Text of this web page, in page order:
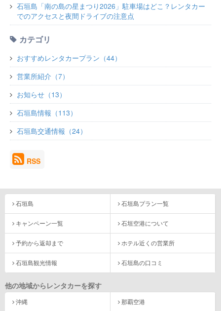
石垣島「南の島の星まつり2026」駐車場はどこ？レンタカー
でのアクセスと夜間ドライブの注意点
カテゴリ
おすすめレンタカープラン（44）
営業所紹介（7）
お知らせ（13）
石垣島情報（113）
石垣島交通情報（24）
RSS
石垣島 石垣島プラン一覧
キャンペーン一覧 石垣空港について
予約から返却まで ホテル近くの営業所
石垣島観光情報 石垣島の口コミ
他の地域からレンタカーを探す
沖縄 那覇空港